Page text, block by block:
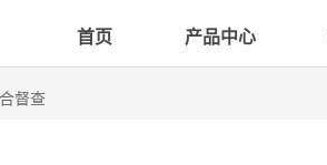
首页 产品中心
督查